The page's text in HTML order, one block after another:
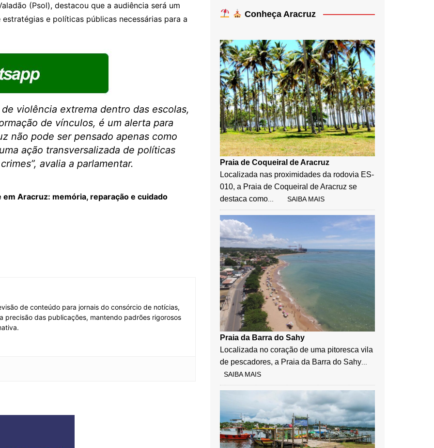
(Psol), destacou que a audiência será um
e políticas públicas necessárias para a
violência extrema dentro das escolas,
de vínculos, é um alerta para
não pode ser pensado apenas como
ação transversalizada de políticas
avalia a parlamentar.
Aracruz: memória, reparação e cuidado
de conteúdo para jornais do consórcio de notícias,
precisão das publicações, mantendo padrões rigorosos
Conheça Aracruz
Praia de Coqueiral de Aracruz
Localizada nas proximidades da rodovia ES-
010, a Praia de Coqueiral de Aracruz se
destaca como ... SAIBA MAIS
Praia da Barra do Sahy
Localizada no coração de uma pitoresca vila
de pescadores, a Praia da Barra do Sahy
SAIBA MAIS